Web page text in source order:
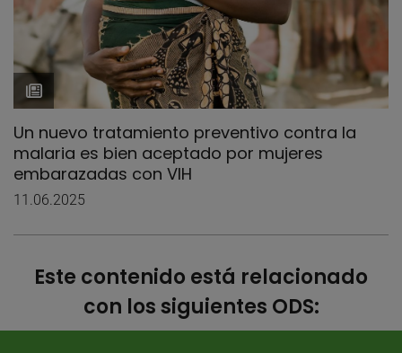
Un nuevo tratamiento preventivo contra la
malaria es bien aceptado por mujeres
embarazadas con VIH
11.06.2025
Este contenido está relacionado
con los siguientes ODS: